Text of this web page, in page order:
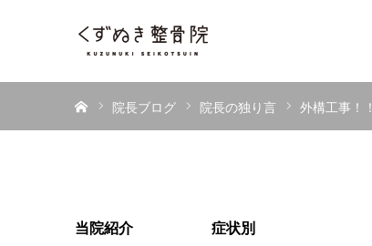
院長ブログ 院長の独り言 外構工事！！
当院紹介 症状別